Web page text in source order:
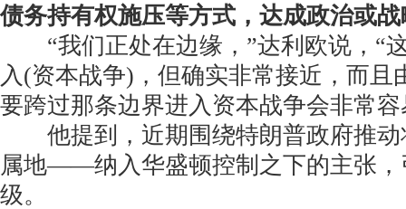
债务持有权施压等方式，达成政治或
“我们正处在边缘，”达利欧说，“
入(资本战争)，但确实非常接近，而且
要跨过那条边界进入资本战争会非常容
他提到，近期围绕特朗普政府推
属地——纳入华盛顿控制之下的主张，
级。